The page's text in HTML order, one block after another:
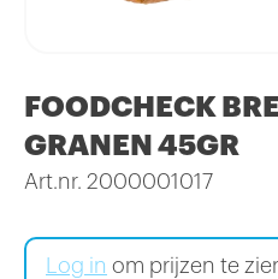
FOODCHECK
GRANEN 45GR
Art.nr. 2000001017
Log in om prijzen te